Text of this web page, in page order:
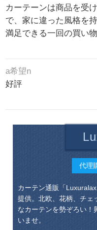
カーテーンは商品を受
で、家に違った風格を
満足できる一回の買い物
a希望n
好評
代理
カーテン通販「
提供。北欧、花柄、チェ
なカーテンを勢ぞろい！
いませ。